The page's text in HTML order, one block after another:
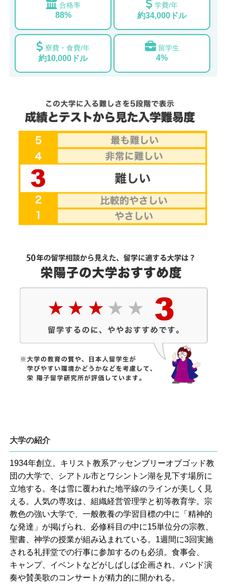
合格率
88%
学費/年
約34,000ドル
寮費・食費/年
約10,000ドル
留学生
4%
大学の紹介
1934年創立。キリスト教系アッセンブリーオブゴッド教
団の大学で、シアトル市とワシントン湖を見下す場所に
立地する。冬は雪に覆われた地平線のラインが美しく見
える。人気の専攻は、組織経営管理学と初等教育学。宗
教色の強い大学で、一般教養の学習目標の中に「精神的
な発達」が掲げられ、必修科目の中に15単位分の宗教、
聖書、神学の授業が組み込まれている。1週間に3回実施
される礼拝堂での行事に参加するのも必須。食事会、
キャンプ、イベントなどがしばしば企画され、バンド演
奏や賛美歌のコンサートが精力的に開かれる。